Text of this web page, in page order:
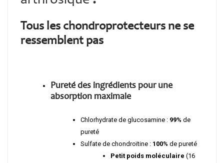
Tous les chondroprotecteurs ne se
ressemblent pas
Pureté des ingrédients pour une
absorption maximale
Chlorhydrate de glucosamine : 99% de
pureté
Sulfate de chondroïtine : 100% de pureté
Petit poids moléculaire (16